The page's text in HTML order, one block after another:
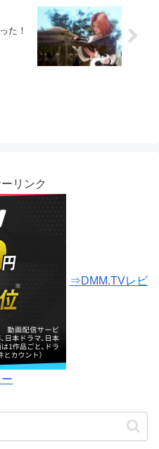
た！
リンク
⇒DMM.TVレビ
ー